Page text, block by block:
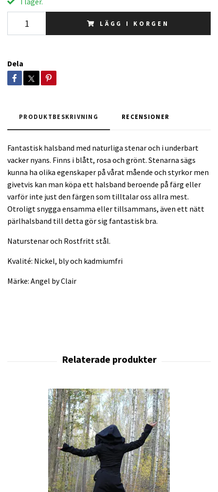
LÄGG I KORGEN
Dela
PRODUKTBESKRIVNING RECENSIONER
Fantastisk halsband med naturliga stenar och i underbart
vacker nyans. Finns i blått, rosa och grönt. Stenarna sägs
kunna ha olika egenskaper på vårat mående och styrkor men
givetvis kan man köpa ett halsband beroende på färg eller
varför inte just den färgen som tilltalar oss allra mest.
Otroligt snygga ensamma eller tillsammans, även ett nätt
pärlhalsband till detta gör sig fantastisk bra.
Naturstenar och Rostfritt stål.
Kvalité: Nickel, bly och kadmiumfri
Märke: Angel by Clair